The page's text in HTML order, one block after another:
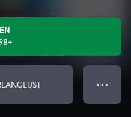
● ● ●